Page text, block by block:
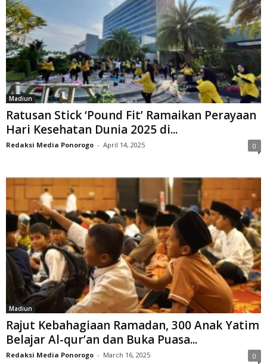
Madiun
Ratusan Stick ‘Pound Fit’ Ramaikan Perayaan
Hari Kesehatan Dunia 2025 di...
Redaksi Media Ponorogo - April 14, 2025 0
Madiun
Rajut Kebahagiaan Ramadan, 300 Anak Yatim
Belajar Al-qur’an dan Buka Puasa...
Redaksi Media Ponorogo - March 16, 2025 0